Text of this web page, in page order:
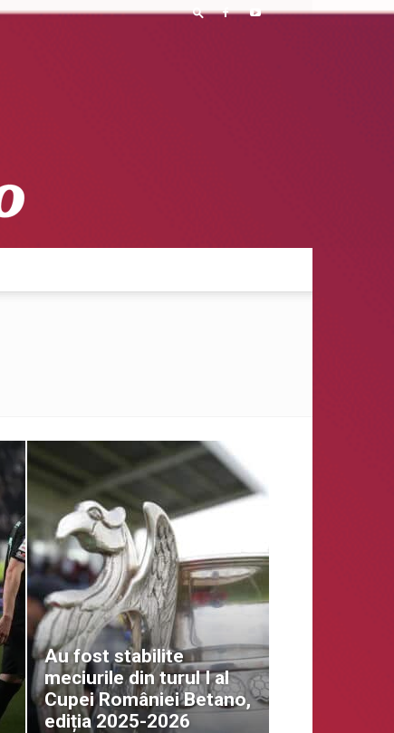
Au fost stabilite
meciurile din turul I al
Cupei României Betano,
ediția 2025-2026